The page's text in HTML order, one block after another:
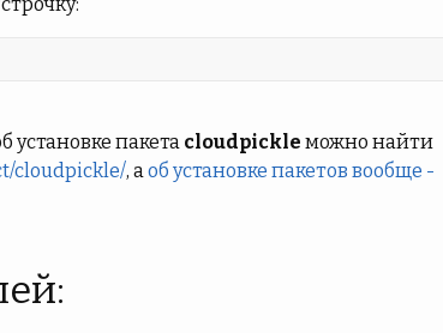
пакета cloudpickle можно найти
cloudpickle/, аоб установке пакетов вообще -